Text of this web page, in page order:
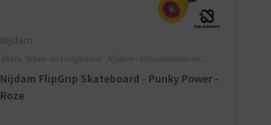
Nijdam
Skate, Wave- en Longboard - Nijdam - Volwassenen en
Nijdam FlipGrip Skateboard - Punky Power -
Roze